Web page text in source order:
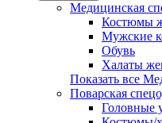
Медицинская
Костюмы
Мужские
Обувь
Халаты
Показать все
Поварская
Головные